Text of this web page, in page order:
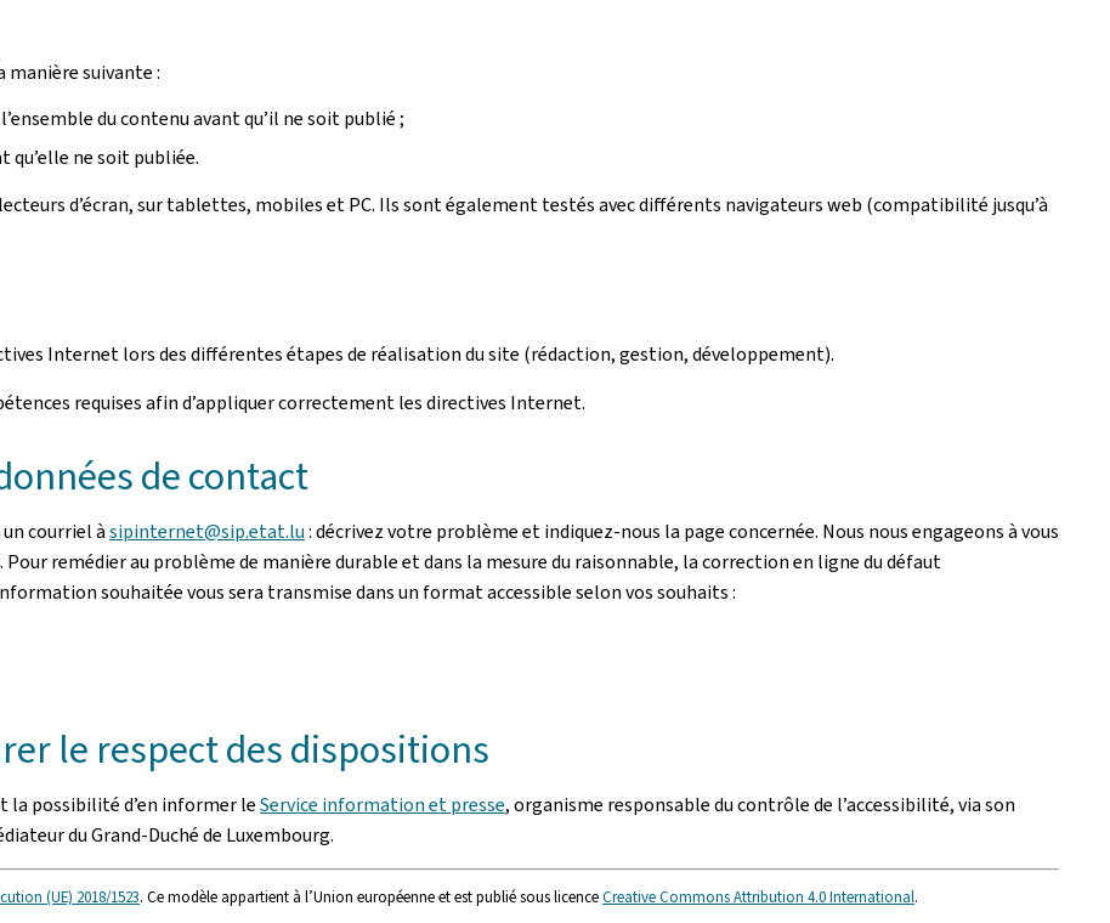
suivante :
du contenu avant qu’il ne soit publié ;
qu’elle ne soit publiée.
d’écran, sur tablettes, mobiles et PC. Ils sont également testés avec différents navigateurs web (compatibilité jusqu’à
Internet lors des différentes étapes de réalisation du site (rédaction, gestion, développement).
requises afin d’appliquer correctement les directives Internet.
de contact
courriel àsipinternet@sip.etat.lu: décrivez votre problème et indiquez-nous la page concernée. Nous nous engageons à vous
remédier au problème de manière durable et dans la mesure du raisonnable, la correction en ligne du défaut
souhaitée vous sera transmise dans un format accessible selon vos souhaits :
le respect des dispositions
la possibilité d’en informer leService information et presse, organisme responsable du contrôle de l’accessibilité, via son
du Grand-Duché de Luxembourg.
(UE) 2018/1523. Ce modèle appartient à l’Union européenne et est publié sous licenceCreative Commons Attribution 4.0 International.